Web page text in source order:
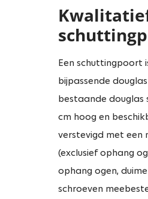
Een schuttingpoort
bijpassende
bestaande douglas
cm hoog en
verstevigd met een
(exclusief ophang
ophang ogen,
schroeven